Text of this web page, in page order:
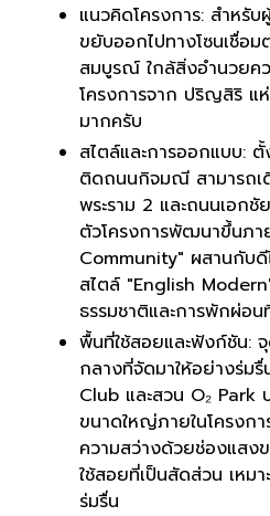
แนวคิดโครงการ: สำหรั
ขยับออกไปทางโซนเชื่อ
สมบูรณ์ ใกล้สิ่งอำนวยค
โครงการจาก ปริญสิริ แ
มากครับ
สไตล์และการออกแบบ:
ติดถนนกิจมณี สามารถเ
พระราม 2 และถนนเอก
ตัวโครงการพัฒนาขึ้นภ
Community" ผสานกับ
สไตล์ "English
ธรรมชาติและการพักผ่อน
พื้นที่ใช้สอยและฟังก์ชัน:
กลางที่จัดมาให้อย่างร่ม
Club และสวน O₂ Park
ขนาดใหญ่ภายในโครงก
ความสว่างด้วยช่องแสง
ใช้สอยที่เป็นสัดส่วน เหม
ร่มรื่น